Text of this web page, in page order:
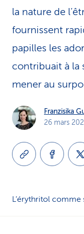
la nature de
fournissent
papilles les
contribuait à la
mener au
Franzisika
26 mars
L’érythritol comme